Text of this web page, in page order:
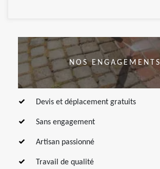
NOS ENGAGEMENTS
Devis et déplacement gratuits
Sans engagement
Artisan passionné
Travail de qualité